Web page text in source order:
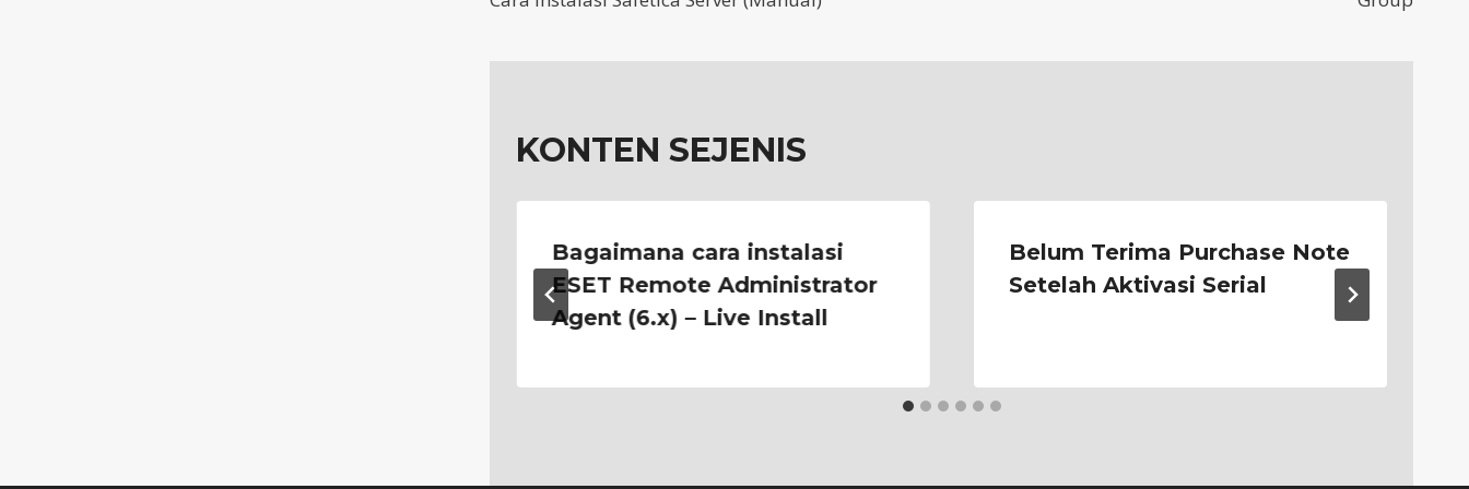
navigation
KONTEN SEJENIS
Bagaimana cara instalasi
ESET Remote Administrator
Agent (6.x) – Live Install
Belum Terima Purchase Note
Setelah Aktivasi Serial